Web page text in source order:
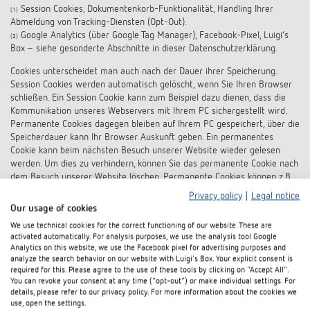
(1) Session Cookies, Dokumentenkorb-Funktionalität, Handling Ihrer
Abmeldung von Tracking-Diensten (Opt-Out).
(2) Google Analytics (über Google Tag Manager), Facebook-Pixel, Luigi’s
Box – siehe gesonderte Abschnitte in dieser Datenschutzerklärung.
Cookies unterscheidet man auch nach der Dauer ihrer Speicherung.
Session Cookies werden automatisch gelöscht, wenn Sie Ihren Browser
schließen. Ein Session Cookie kann zum Beispiel dazu dienen, dass die
Kommunikation unseres Webservers mit Ihrem PC sichergestellt wird.
Permanente Cookies dagegen bleiben auf Ihrem PC gespeichert, über die
Speicherdauer kann Ihr Browser Auskunft geben. Ein permanentes
Cookie kann beim nächsten Besuch unserer Website wieder gelesen
werden. Um dies zu verhindern, können Sie das permanente Cookie nach
dem Besuch unserer Website löschen. Permanente Cookies können z.B.
dazu dienen, Ihre Nutzung unserer Webseite zu analysieren.
Die meisten Browser sind so eingestellt, dass sie Cookies akzeptieren.
Um dies abzustellen, ändern Sie bitte die entsprechenden Einstellungen
Ihres Browsers. Wenn Ihr Browser keine Cookies zulässt, kann es sein,
dass Sie nicht alle Seiten unserer Webseite störungsfrei nutzen können.
Um ein Kontaktformular ausfüllen zu können, ist es unvermeidlich, dass
Sie Ihren Browser so einstellen, dass er Session Cookies zulässt. Session
Cookies werden automatisch gelöscht, wenn Sie Ihren Browser
schließen.
Privacy policy
Legal notice
Our usage of cookies
We use technical cookies for the correct functioning of our website. These are
activated automatically. For analysis purposes, we use the analysis tool Google
Analytics on this website, we use the Facebook pixel for advertising purposes and
analyze the search behavior on our website with Luigi's Box. Your explicit consent is
required for this. Please agree to the use of these tools by clicking on "Accept All".
You can revoke your consent at any time ("opt-out") or make individual settings. For
details, please refer to our privacy policy. For more information about the cookies we
use, open the settings.